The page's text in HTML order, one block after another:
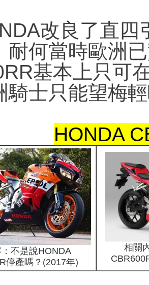
改良了直
耐何當時歐洲已
基本上只可
騎士只能望梅
HONDA
不是說HONDA
停產嗎？(2017年)
相關